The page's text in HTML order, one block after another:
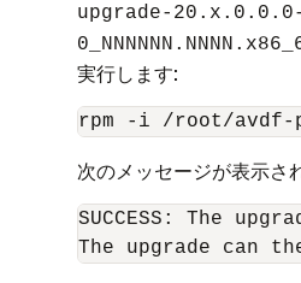
upgrade-20.x.0.0.0-
実行します:
rpm -i /root/avdf-
次のメッセージが表示さ
SUCCESS: The
The upgrade can